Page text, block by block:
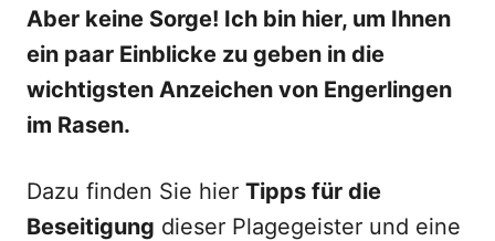
Aber keine Sorge! Ich bin hier, um Ihnen
ein paar Einblicke zu geben in die
wichtigsten Anzeichen von Engerlingen
im Rasen.
Dazu finden Sie hier Tipps für die
Beseitigung dieser Plagegeister und eine